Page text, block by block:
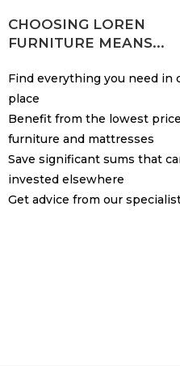
CHOOSING LOREN
FURNITURE MEANS...
Find everything you need in
place
Benefit from the lowest
furniture and mattresses
Save significant sums that
invested elsewhere
Get advice from our